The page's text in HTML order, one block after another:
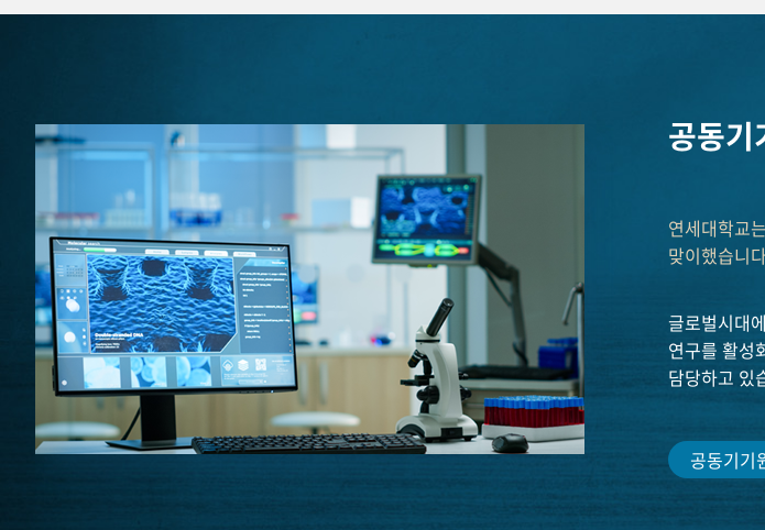
공동기
연세대학교
맞이했습니
글로벌시대
연구를 활성
담당하고 있
공동기기